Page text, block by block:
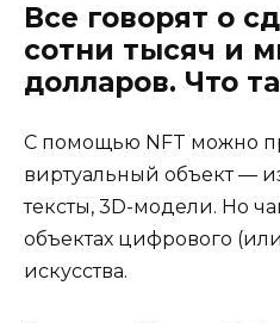
Все говорят о
сотни тысяч и
долларов. Что
С помощью NFT можно
виртуальный объект —
тексты, 3D-модели. Но
объектах цифрового
искусства.